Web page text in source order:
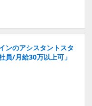
ンのアシスタントスタ
員/月給30万以上可」